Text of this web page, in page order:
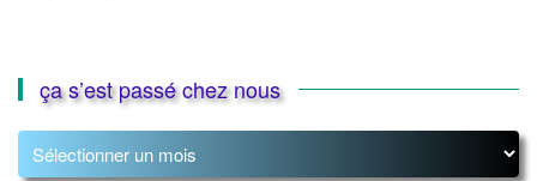
ça s’est passé chez nous
ça
s’est